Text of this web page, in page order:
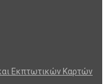
Εκπτωτικών Καρτών